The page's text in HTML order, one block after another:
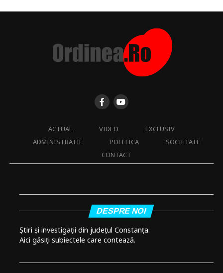
ACTUAL VIDEO
EXCLUSIV
ADMINISTRATIE
POLITICA
SOCIETATE
CONTACT
DESPRE NOI
Știri și investigații din județul Constanța.
Aici găsiți subiectele care contează.